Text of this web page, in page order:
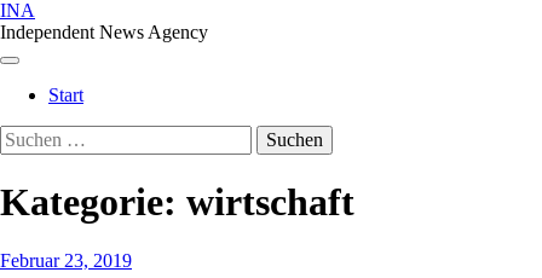
Skip
to
content
INA
Independent News Agency
Menu
Start
Suchen
nach:
Kategorie: wirtschaft
Februar 23, 2019